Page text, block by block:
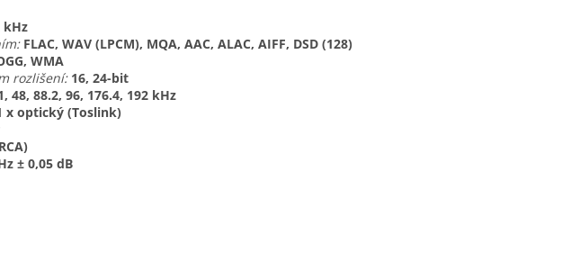
kHz
FLAC, WAV (LPCM), MQA, AAC, ALAC, AIFF, DSD (128)
WMA
rozlišení: 16, 24-bit
48, 88.2, 96, 176.4, 192 kHz
x optický (Toslink)
± 0,05 dB